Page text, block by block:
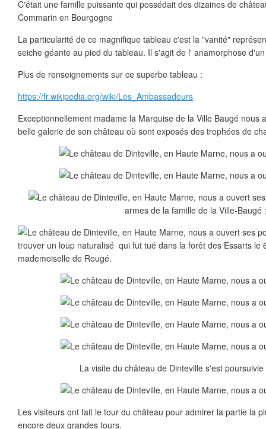
C'était une famille puissante qui possédait des dizaines de
Commarin en Bourgogne
La particularité de ce magnifique tableau c'est la "vanité"
seiche géante au pied du tableau. Il s'agit de l' anamorphose
Plus de renseignements sur ce superbe tableau :
https://fr.wikipedia.org/wiki/Les_Ambassadeurs
Exceptionnellement madame la Marquise de la Ville Baugé nous
belle galerie de son château où sont exposés des trophées de
armes de la famille de la Ville-Baugé
trouver un loup naturalisé qui fut tué dans la forêt des Essarts le
mademoiselle de Rougé.
La visite du château de Dinteville s'est
Les visiteurs ont fait le tour du château pour admirer la partie la
encore deux grandes tours.